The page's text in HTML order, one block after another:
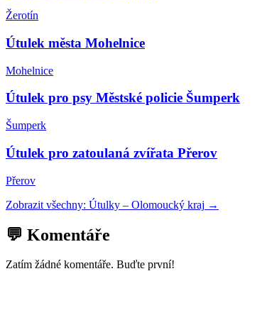
Žerotín
Útulek města Mohelnice
Mohelnice
Útulek pro psy Městské policie Šumperk
Šumperk
Útulek pro zatoulaná zvířata Přerov
Přerov
Zobrazit všechny: Útulky – Olomoucký kraj →
💬 Komentáře
Zatím žádné komentáře. Buďte první!